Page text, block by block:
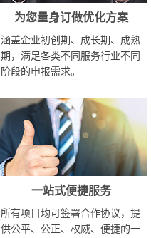
为您量身订做优化方案
涵盖企业初创期、成长期、成熟
期，满足各类不同服务行业不同
阶段的申报需求。
一站式便捷服务
所有项目均可签署合作协议，提
供公平、公正、权威、便捷的一